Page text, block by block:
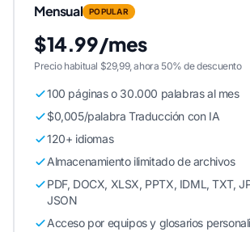
Mensual POPULAR
$14.99/mes
Precio habitual $29,99, ahora 50% de descuento
100 páginas o 30.000 palabras al mes
$0,005/palabra Traducción con IA
120+ idiomas
Almacenamiento ilimitado de archivos
PDF, DOCX, XLSX, PPTX, IDML, TXT,
JSON
Acceso por equipos y glosarios